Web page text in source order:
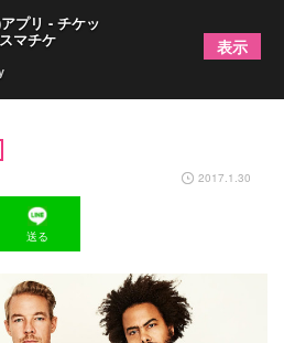
ッキー・ミナージュが新曲
2017.1.30
送る
プリ - チケッ
マチケ 表示